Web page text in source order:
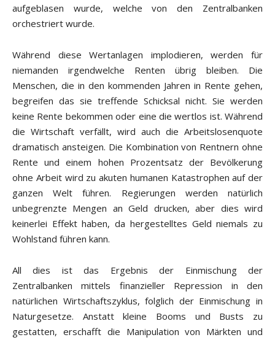
aufgeblasen wurde, welche von den Zentralbanken
orchestriert wurde.
Während diese Wertanlagen implodieren, werden für
niemanden irgendwelche Renten übrig bleiben. Die
Menschen, die in den kommenden Jahren in Rente gehen,
begreifen das sie treffende Schicksal nicht. Sie werden
keine Rente bekommen oder eine die wertlos ist. Während
die Wirtschaft verfällt, wird auch die Arbeitslosenquote
dramatisch ansteigen. Die Kombination von Rentnern ohne
Rente und einem hohen Prozentsatz der Bevölkerung
ohne Arbeit wird zu akuten humanen Katastrophen auf der
ganzen Welt führen. Regierungen werden natürlich
unbegrenzte Mengen an Geld drucken, aber dies wird
keinerlei Effekt haben, da hergestelltes Geld niemals zu
Wohlstand führen kann.
All dies ist das Ergebnis der Einmischung der
Zentralbanken mittels finanzieller Repression in den
natürlichen Wirtschaftszyklus, folglich der Einmischung in
Naturgesetze. Anstatt kleine Booms und Busts zu
gestatten, erschafft die Manipulation von Märkten und